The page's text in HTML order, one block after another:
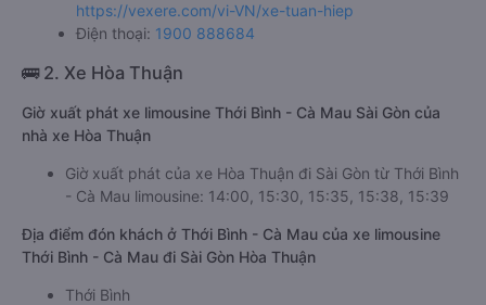
https://vexere.com/vi-VN/xe-tuan-hiep
Điện thoại: 1900 888684
🚌 2. Xe Hòa Thuận
Giờ xuất phát xe limousine Thới Bình - Cà Mau Sài Gòn của
nhà xe Hòa Thuận
Giờ xuất phát của xe Hòa Thuận đi Sài Gòn từ Thới Bình
- Cà Mau limousine: 14:00, 15:30, 15:35, 15:38, 15:39
Địa điểm đón khách ở Thới Bình - Cà Mau của xe limousine
Thới Bình - Cà Mau đi Sài Gòn Hòa Thuận
Thới Bình